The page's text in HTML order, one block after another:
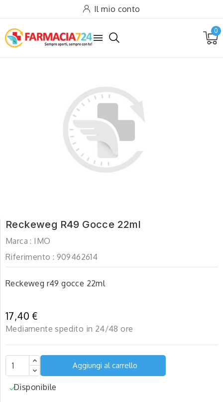
Il mio conto

0
Reckeweg R49 Gocce 22ml
Marca : IMO
Riferimento : 909462614
Reckeweg r49 gocce 22ml
17,40 €
Mediamente spedito in 24/48 ore
Aggiungi al carrello
Disponibile